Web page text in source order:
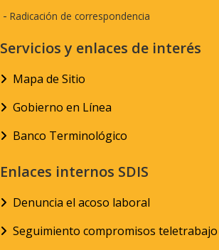
- Radicación de correspondencia
Servicios y enlaces de interés
Mapa de Sitio
Gobierno en Línea
Banco Terminológico
Enlaces internos SDIS
Denuncia el acoso laboral
Seguimiento compromisos teletrabajo